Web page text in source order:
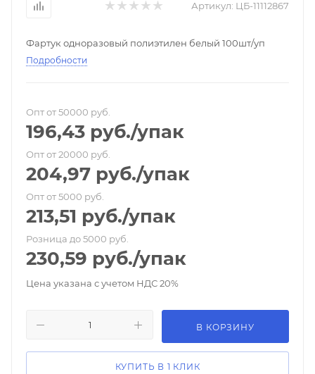
Артикул: ЦБ-11112867
Фартук одноразовый полиэтилен белый 100шт/уп
Подробности
Опт от 50000 руб.
196,43 руб./упак
Опт от 20000 руб.
204,97 руб./упак
Опт от 5000 руб.
213,51 руб./упак
Розница до 5000 руб.
230,59 руб./упак
Цена указана с учетом НДС 20%
В КОРЗИНУ
КУПИТЬ В 1 КЛИК